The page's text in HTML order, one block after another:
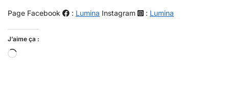
Page Facebook : Lumina Instagram : Lumina
J’aime ça :